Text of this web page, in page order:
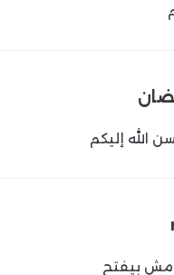
الله إليكم
مش بيفتح